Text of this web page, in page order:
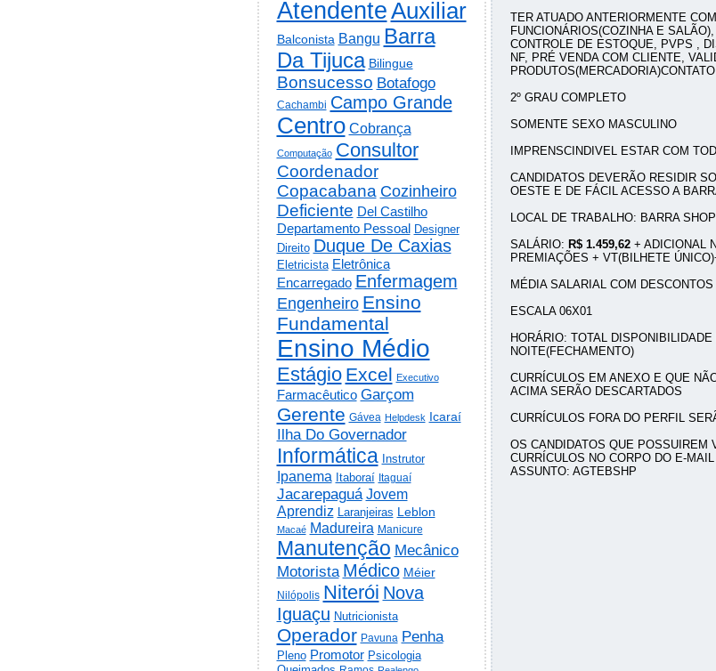
TER ATUADO ANTERIORMENTE
FUNCIONÁRIOS(COZINHA E
CONTROLE DE ESTOQUE, PVPS ,
NF, PRÉ VENDA COM CLIENTE,
2º GRAU COMPLETO
SOMENTE SEXO MASCULINO
IMPRENSCINDIVEL ESTAR COM
CANDIDATOS DEVERÃO RESIDIR
OESTE E DE FÁCIL ACESSO A
LOCAL DE TRABALHO: BARRA
SALÁRIO: R$ 1.459,62+ ADICIONAL
PREMIAÇÕES + VT(BILHETE
MÉDIA SALARIAL COM DESCONTOS
ESCALA 06X01
HORÁRIO: TOTAL
NOITE(FECHAMENTO)
CURRÍCULOS EM ANEXO E QUE
ACIMA SERÃO DESCARTADOS
CURRÍCULOS FORA DO PERFIL
OS CANDIDATOS QUE POSSUIREM
CURRÍCULOS NO CORPO DO E-
ASSUNTO: AGTEBSHP
AtendenteAuxiliar
Balconista Bangu Barra
Da Tijuca Bilingue
Bonsucesso Botafogo
Cachambi Campo Grande
Centro Cobrança
Computação Consultor
Coordenador
Copacabana Cozinheiro
Deficiente Del Castilho
Departamento Pessoal Designer
Direito Duque De Caxias
Eletricista Eletrônica
Encarregado Enfermagem
Engenheiro Ensino
Fundamental
Ensino Médio
Estágio Excel Executivo
Farmacêutico Garçom
Gerente Gávea Helpdesk Icaraí
Ilha Do Governador
Informática Instrutor
Ipanema Itaboraí Itaguaí
Jacarepaguá Jovem
Aprendiz
Laranjeiras Leblon
Macaé Madureira Manicure
Manutenção Mecânico
Motorista Médico Méier
Nilópolis Niterói Nova
Iguaçu Nutricionista
Operador Pavuna Penha
Pleno Promotor Psicologia